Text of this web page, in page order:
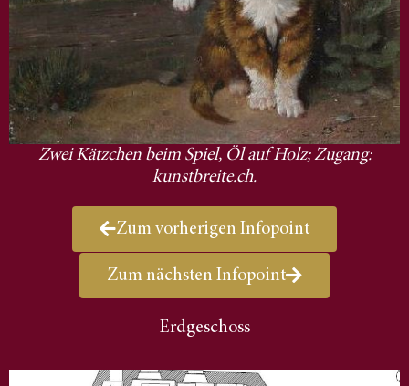
Zwei Kätzchen beim Spiel, Öl auf Holz; Zugang:
kunstbreite.ch.
Zum vorherigen Infopoint
Zum nächsten Infopoint
Erdgeschoss